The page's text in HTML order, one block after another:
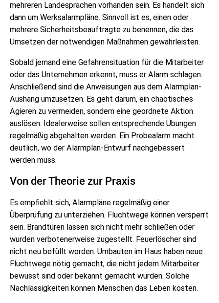
mehreren Landesprachen vorhanden sein. Es handelt sich
dann um Werksalarmpläne. Sinnvoll ist es, einen oder
mehrere Sicherheitsbeauftragte zu benennen, die das
Umsetzen der notwendigen Maßnahmen gewährleisten.
Sobald jemand eine Gefahrensituation für die Mitarbeiter
oder das Unternehmen erkennt, muss er Alarm schlagen.
Anschließend sind die Anweisungen aus dem Alarmplan-
Aushang umzusetzen. Es geht darum, ein chaotisches
Agieren zu vermeiden, sondern eine geordnete Aktion
auslösen. Idealerweise sollen entsprechende Übungen
regelmäßig abgehalten werden. Ein Probealarm macht
deutlich, wo der Alarmplan-Entwurf nachgebessert
werden muss.
Von der Theorie zur Praxis
Es empfiehlt sich, Alarmpläne regelmäßig einer
Überprüfung zu unterziehen. Fluchtwege können versperrt
sein. Brandtüren lassen sich nicht mehr schließen oder
wurden verbotenerweise zugestellt. Feuerlöscher sind
nicht neu befüllt worden. Umbauten im Haus haben neue
Fluchtwege nötig gemacht, die nicht jedem Mitarbeiter
bewusst sind oder bekannt gemacht wurden. Solche
Nachlässigkeiten können Menschen das Leben kosten.